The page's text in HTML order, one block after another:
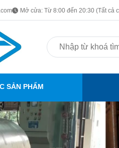
Mở cửa: Từ 8:00 đến 20:30 (Tất cả
SẢN PHẨM